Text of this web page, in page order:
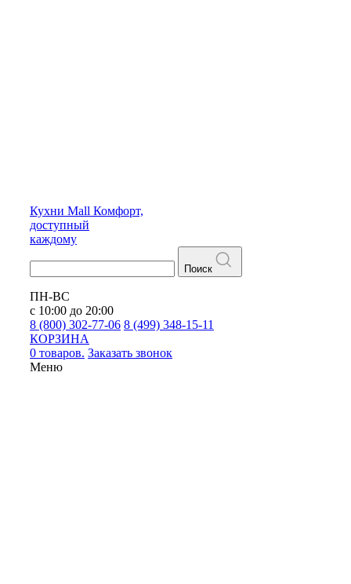
Кухни Mall Комфорт,
доступный
каждому
Поиск
ПН-ВС
с 10:00 до 20:00
8 (800) 302-77-06 8 (499) 348-15-11
КОРЗИНА
0 товаров. Заказать звонок
Меню